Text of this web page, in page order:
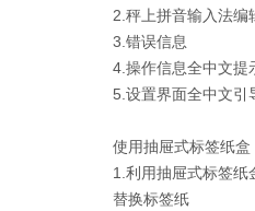
2.秤上拼音输入法编
3.错误信息
4.操作信息全中文提
5.设置界面全中文引
使用抽屉式标签纸盒
1.利用抽屉式标签纸
替换标签纸